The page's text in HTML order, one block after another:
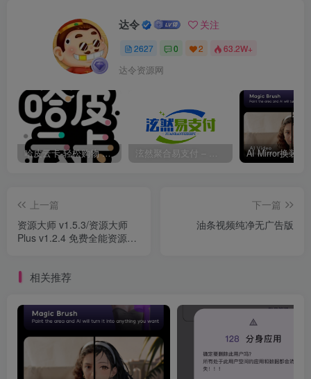
达令 关注
2627 0 2 63.2W+
达令资源网
哈皮云卡-轻松购物 即买即发 泫然聚合易支付 – 行业领先的免签约支付平台
上一篇
资源大师 v1.5.3/资源大师
Plus v1.2.4 免费全能资源搜
下一篇
油条视频纯净无广告版
相关推荐